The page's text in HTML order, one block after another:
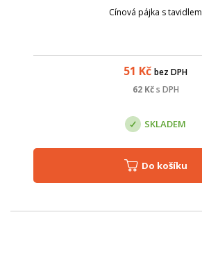
Cínová pájka s tavidlem
51 Kč bez DPH
62Kč s DPH
SKLADEM
Do košíku